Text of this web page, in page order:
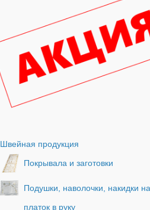
Швейная продукция
Покрывала и заготовки
Подушки, наволочки, накидки
платок в руку